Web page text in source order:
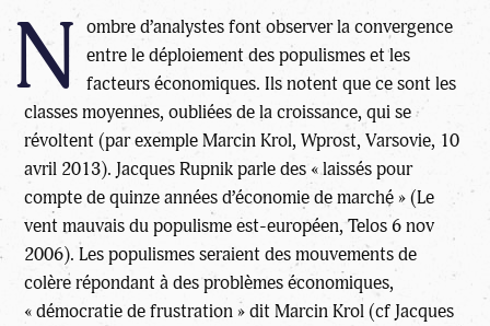
N ombre d’analystes font observer la convergence
entre le déploiement des populismes et les
facteurs économiques. Ils notent que ce sont les
classes moyennes, oubliées de la croissance, qui se
révoltent (par exemple Marcin Krol, Wprost, Varsovie, 10
avril 2013). Jacques Rupnik parle des « laissés pour
compte de quinze années d’économie de marché » (Le
vent mauvais du populisme est-européen, Telos 6 nov
2006). Les populismes seraient des mouvements de
colère répondant à des problèmes économiques,
« démocratie de frustration » dit Marcin Krol (cf Jacques